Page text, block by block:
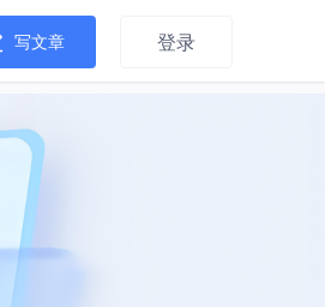
写文章 登录